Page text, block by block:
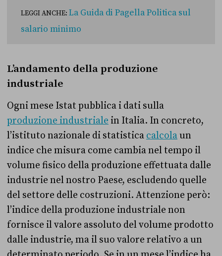
LEGGI ANCHE: La Guida di Pagella Politica sul
salario minimo
L’andamento della produzione
industriale
Ogni mese Istat pubblica i dati sulla
produzione industriale in Italia. In concreto,
l’istituto nazionale di statistica calcolaun
indice che misura come cambia nel tempo il
volume fisico della produzione effettuata dalle
industrie nel nostro Paese, escludendo quelle
del settore delle costruzioni. Attenzione però:
l’indice della produzione industriale non
fornisce il valore assoluto del volume prodotto
dalle industrie, ma il suo valore relativo a un